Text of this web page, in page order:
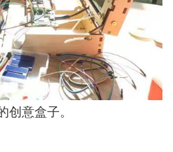
创意盒子。